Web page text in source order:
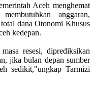
Aceh menghemat
anggaran,
dana Otonomi Khusus
kedepan.
resesi, diprediksikan
jika bulan depan sumber
sedikit,"ungkap Tarmizi